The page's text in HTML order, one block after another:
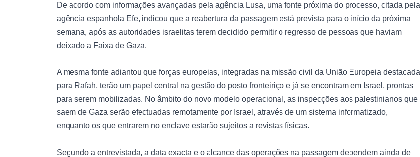
De acordo com informações avançadas pela agência Lusa, uma fonte próxima do processo, citada pela
agência espanhola Efe, indicou que a reabertura da passagem está prevista para o início da próxima
semana, após as autoridades israelitas terem decidido permitir o regresso de pessoas que haviam
deixado a Faixa de Gaza.
A mesma fonte adiantou que forças europeias, integradas na missão civil da União Europeia destacada
para Rafah, terão um papel central na gestão do posto fronteiriço e já se encontram em Israel, prontas
para serem mobilizadas. No âmbito do novo modelo operacional, as inspecções aos palestinianos que
saem de Gaza serão efectuadas remotamente por Israel, através de um sistema informatizado,
enquanto os que entrarem no enclave estarão sujeitos a revistas físicas.
Segundo a entrevistada, a data exacta e o alcance das operações na passagem dependem ainda de